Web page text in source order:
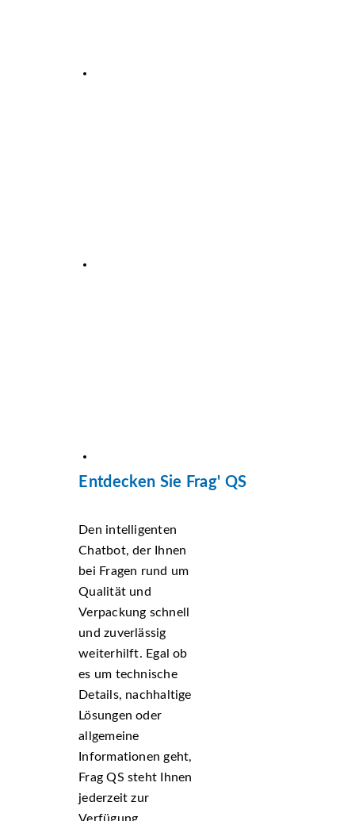
Entdecken Sie Frag' QS
Den intelligenten
Chatbot, der Ihnen
bei Fragen rund um
Qualität und
Verpackung schnell
und zuverlässig
weiterhilft. Egal ob
es um technische
Details, nachhaltige
Lösungen oder
allgemeine
Informationen geht,
Frag QS steht Ihnen
jederzeit zur